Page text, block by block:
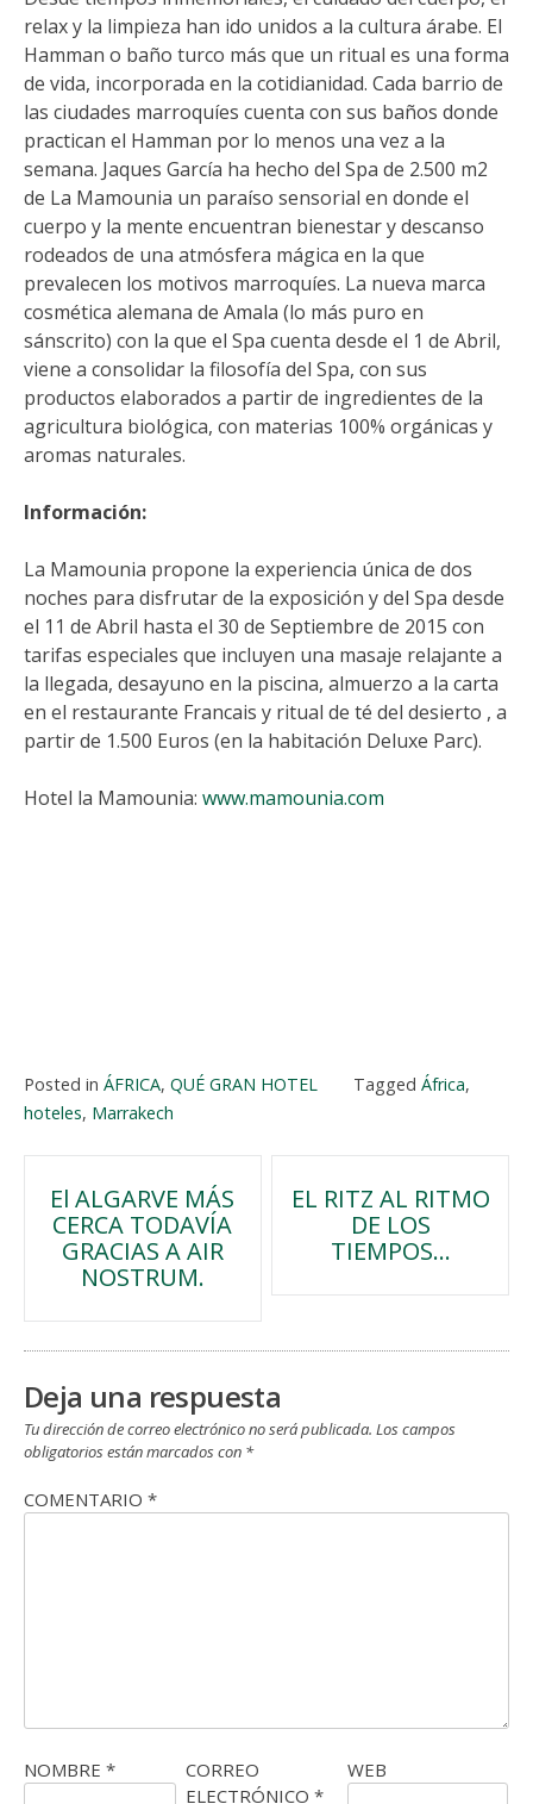
relax y la limpieza han ido unidos a la cultura árabe. El
Hamman o baño turco más que un ritual es una forma
de vida, incorporada en la cotidianidad. Cada barrio de
las ciudades marroquíes cuenta con sus baños donde
practican el Hamman por lo menos una vez a la
semana. Jaques García ha hecho del Spa de 2.500 m2
de La Mamounia un paraíso sensorial en donde el
cuerpo y la mente encuentran bienestar y descanso
rodeados de una atmósfera mágica en la que
prevalecen los motivos marroquíes. La nueva marca
cosmética alemana de Amala (lo más puro en
sánscrito) con la que el Spa cuenta desde el 1 de Abril,
viene a consolidar la filosofía del Spa, con sus
productos elaborados a partir de ingredientes de la
agricultura biológica, con materias 100% orgánicas y
aromas naturales.
Información:
La Mamounia propone la experiencia única de dos
noches para disfrutar de la exposición y del Spa desde
el 11 de Abril hasta el 30 de Septiembre de 2015 con
tarifas especiales que incluyen una masaje relajante a
la llegada, desayuno en la piscina, almuerzo a la carta
en el restaurante Francais y ritual de té del desierto , a
partir de 1.500 Euros (en la habitación Deluxe Parc).
Hotel la Mamounia: www.mamounia.com
Posted in ÁFRICA, QUÉ GRAN HOTEL Tagged África,
hoteles, Marrakech
Navegación
de
entradas
El ALGARVE MÁS
CERCA TODAVÍA
GRACIAS A AIR
NOSTRUM.
EL RITZ AL RITMO
DE LOS
TIEMPOS…
Deja una respuesta
Tu dirección de correo electrónico no será publicada. Los campos
obligatorios están marcados con *
COMENTARIO *
NOMBRE *
CORREO
ELECTRÓNICO *
WEB